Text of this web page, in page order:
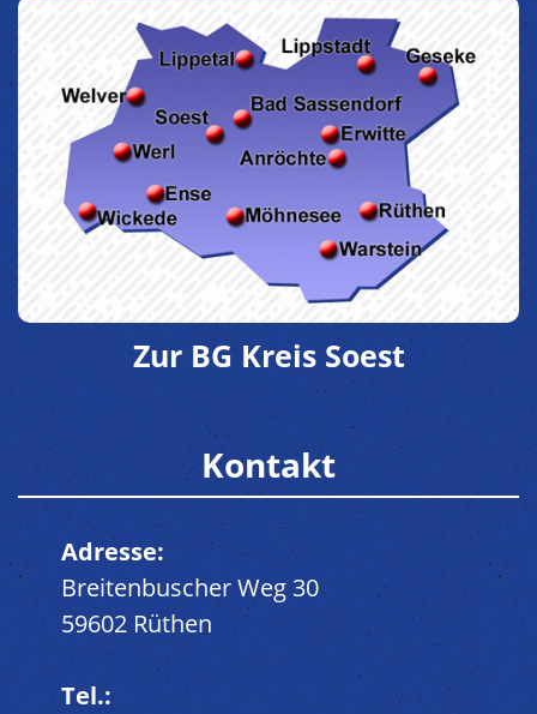
Zur BG Kreis Soest
Kontakt
Adresse:
Breitenbuscher Weg 30
59602 Rüthen
Tel.: